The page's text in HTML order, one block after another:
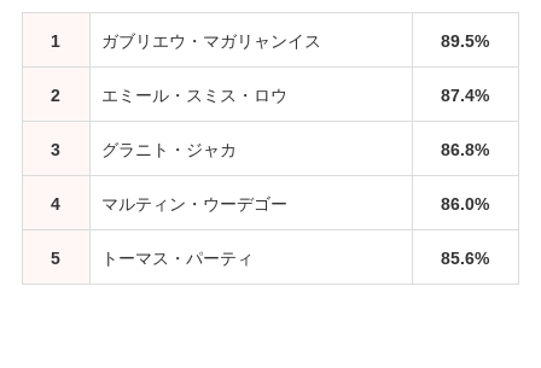
1 ガブリエウ・マガリャンイス 89.5%
2 エミール・スミス・ロウ 87.4%
3 グラニト・ジャカ 86.8%
4 マルティン・ウーデゴー 86.0%
5 トーマス・パーティ 85.6%